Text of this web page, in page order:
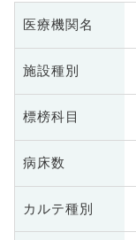
医療機関名
施設種別
標榜科目
病床数
カルテ種別